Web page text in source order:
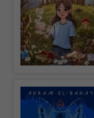
Laufzeit